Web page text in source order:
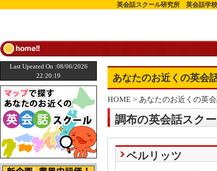
英会話スクール研究所 英会話学
Last Upeated On :08/06/2026
22:20:19
あなたのお近くの英会
HOME > あなたのお近くの英
調布の英会話スク
ベルリッツ